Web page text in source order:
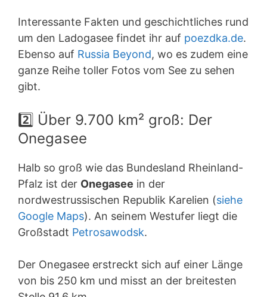
Interessante Fakten und geschichtliches rund
um den Ladogasee findet ihr auf poezdka.de.
Ebenso auf Russia Beyond, wo es zudem eine
ganze Reihe toller Fotos vom See zu sehen
gibt.
2️⃣ Über 9.700 km² groß: Der
Onegasee
Halb so groß wie das Bundesland Rheinland-
Pfalz ist der Onegasee in der
nordwestrussischen Republik Karelien (siehe
Google Maps). An seinem Westufer liegt die
Großstadt Petrosawodsk.
Der Onegasee erstreckt sich auf einer Länge
von bis 250 km und misst an der breitesten